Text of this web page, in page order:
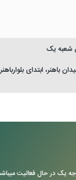
شعبه یک
باهنر، ابتدای بلوارباهنر
درجه یک در حال فعالیت